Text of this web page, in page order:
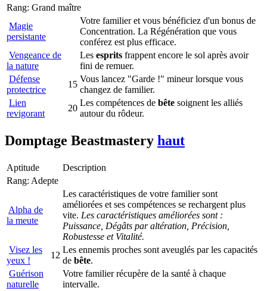
Rang: Grand maître
Magie
persistante
Votre familier et vous bénéficiez d'un bonus de
Concentration. La Régénération que vous
conférez est plus efficace.
Vengeance de
la nature
Les esprits frappent encore le sol après avoir
fini de remuer.
Défense
protectrice
15
Vous lancez "Garde !" mineur lorsque vous
changez de familier.
Lien
revigorant
20
Les compétences de bête soignent les alliés
autour du rôdeur.
Domptage Beastmastery haut
Aptitude
Description
Rang: Adepte
Alpha de
la meute
Les caractéristiques de votre familier sont
améliorées et ses compétences se rechargent plus
vite. Les caractéristiques améliorées sont :
Puissance, Dégâts par altération, Précision,
Robustesse et Vitalité.
Visez les
yeux !
12
Les ennemis proches sont aveuglés par les capacités
de bête.
Guérison
naturelle
Votre familier récupère de la santé à chaque
intervalle.